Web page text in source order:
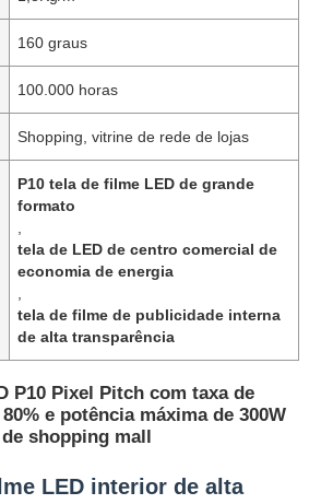
160 graus
100.000 horas
Shopping, vitrine de rede de lojas
P10 tela de filme LED de grande
formato
tela de LED de centro comercial de
economia de energia
tela de filme de publicidade interna
de alta transparência
P10 Pixel Pitch com taxa de
e potência máxima de 300W
shopping mall
LED interior de alta